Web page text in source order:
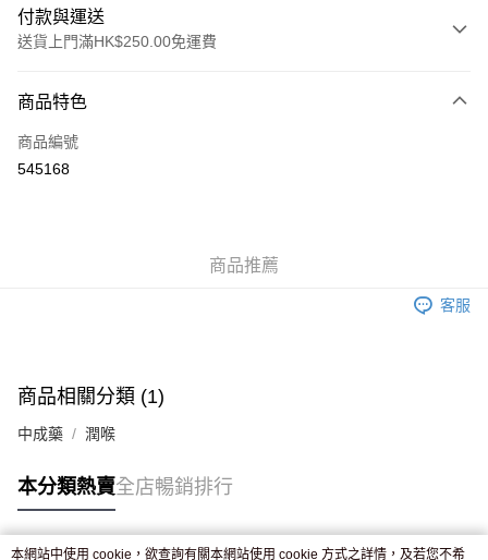
付款與運送
送貨上門滿HK$250.00免運費
信用卡
Apple Pay
付款後門市自取，訂單確認後2-4個工作天到店，7天內取。逾期後
商品特色
商品編號
545168
商品推薦
客服
商品相關分類 (1)
中成藥 潤喉
本分類熱賣全店暢銷排行
本網站中使用 cookie，欲查詢有關本網站使用 cookie 方式之詳情，及若您不希